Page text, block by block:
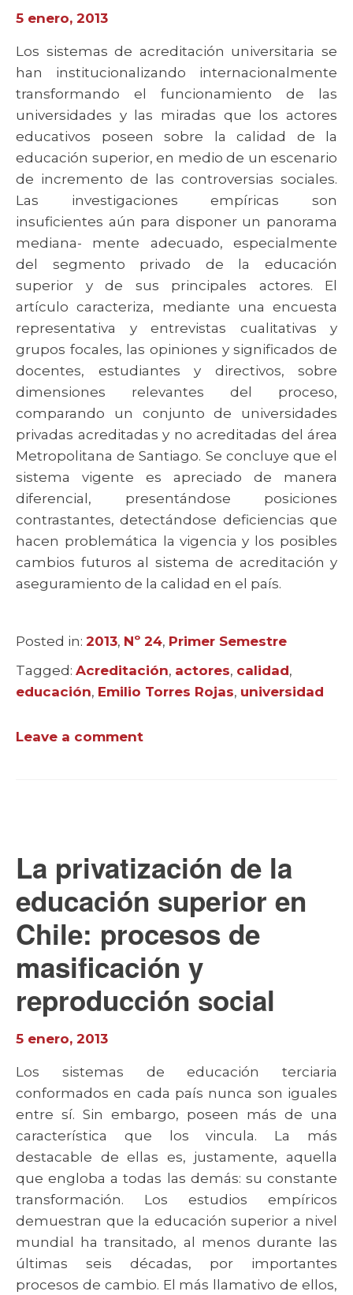
5 enero, 2013
Los sistemas de acreditación universitaria se
han institucionalizando internacionalmente
transformando el funcionamiento de las
universidades y las miradas que los actores
educativos poseen sobre la calidad de la
educación superior, en medio de un escenario
de incremento de las controversias sociales.
Las investigaciones empíricas son
insuficientes aún para disponer un panorama
mediana- mente adecuado, especialmente
del segmento privado de la educación
superior y de sus principales actores. El
artículo caracteriza, mediante una encuesta
representativa y entrevistas cualitativas y
grupos focales, las opiniones y significados de
docentes, estudiantes y directivos, sobre
dimensiones relevantes del proceso,
comparando un conjunto de universidades
privadas acreditadas y no acreditadas del área
Metropolitana de Santiago. Se concluye que el
sistema vigente es apreciado de manera
diferencial, presentándose posiciones
contrastantes, detectándose deficiencias que
hacen problemática la vigencia y los posibles
cambios futuros al sistema de acreditación y
aseguramiento de la calidad en el país.
Posted in: Categories
2013, Nº 24, Primer Semestre
Tagged: Tags
Acreditación, actores, calidad,
educación, Emilio Torres Rojas, universidad
Leave a comment
La privatización de la
educación superior en
Chile: procesos de
masificación y
reproducción social
5 enero, 2013
Los sistemas de educación terciaria
conformados en cada país nunca son iguales
entre sí. Sin embargo, poseen más de una
característica que los vincula. La más
destacable de ellas es, justamente, aquella
que engloba a todas las demás: su constante
transformación. Los estudios empíricos
demuestran que la educación superior a nivel
mundial ha transitado, al menos durante las
últimas seis décadas, por importantes
procesos de cambio. El más llamativo de ellos,